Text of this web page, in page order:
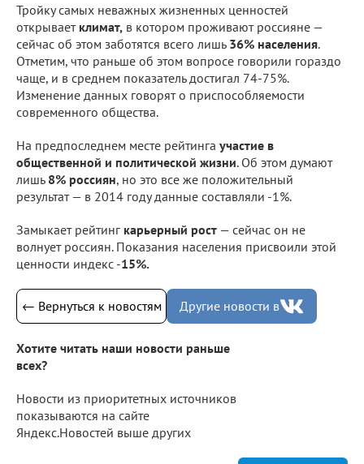
Тройку самых неважных жизненных ценностей
открываетклимат, в котором проживают россияне —
сейчас об этом заботятся всего лишь 36% населения.
Отметим, что раньше об этом вопросе говорили гораздо
чаще, и в среднем показатель достигал 74-75%.
Изменение данных говорят о приспособляемости
современного общества.
На предпоследнем месте рейтинга участие в
общественной и политической жизни. Об этом думают
лишь 8% россиян, но это все же положительный
результат — в 2014 году данные составляли -1%.
Замыкает рейтинг карьерный рост — сейчас он не
волнует россиян. Показания населения присвоили этой
ценности индекс -15%.
← Вернуться к новостям Другие новости в
Хотите читать наши новости раньше
всех?
Новости из приоритетных источников
показываются на сайте
Яндекс.Новостей выше других